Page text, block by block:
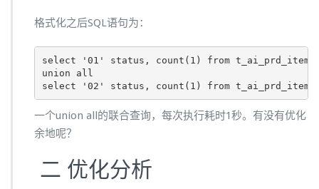
格式化之后SQL语句为：
select '01' status, count(1) from t_ai_prd_item
union all
select '02' status, count(1) from t_ai_prd_item
一个union all的联合查询，每次执行耗时1秒。有没有优化
余地呢？
二 优化分析